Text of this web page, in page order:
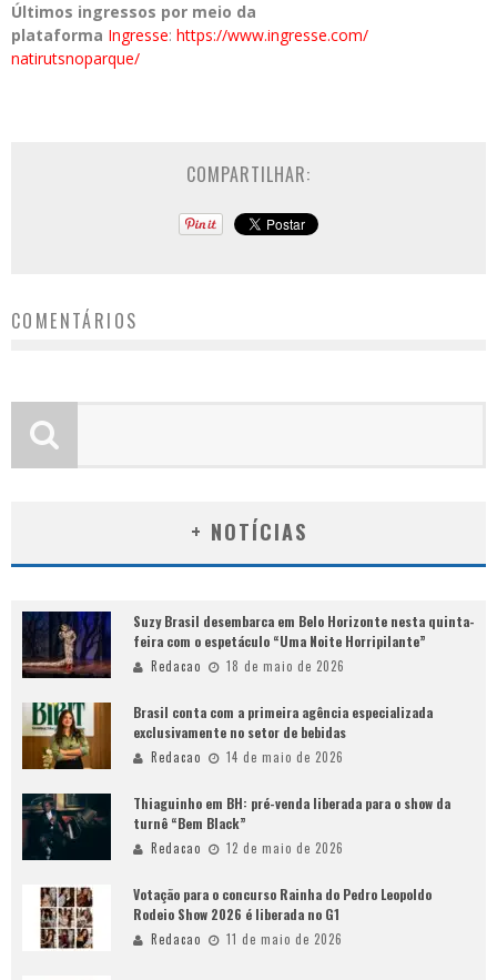
Últimos ingressos por meio da
plataforma Ingresse: https://www.ingresse.com/
natirutsnoparque/
COMPARTILHAR:
COMENTÁRIOS
+ NOTÍCIAS
Suzy Brasil desembarca em Belo Horizonte nesta quinta-
feira com o espetáculo “Uma Noite Horripilante”
Redacao 18 de maio de 2026
Brasil conta com a primeira agência especializada
exclusivamente no setor de bebidas
Redacao 14 de maio de 2026
Thiaguinho em BH: pré-venda liberada para o show da
turnê “Bem Black”
Redacao 12 de maio de 2026
Votação para o concurso Rainha do Pedro Leopoldo
Rodeio Show 2026 é liberada no G1
Redacao 11 de maio de 2026